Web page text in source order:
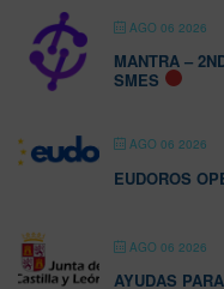
AGO 06 2026
MANTRA –
SMES
AGO 06 2026
EUDOROS
AGO 06 2026
AYUDAS